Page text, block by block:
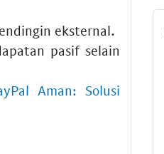
eksternal.
pasif selain
Aman: Solusi